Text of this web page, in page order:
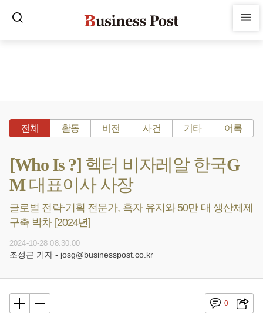
전체 활동 비전 사건 기타 어록
[Who Is ?] 헥터 비자레알 한국G
M 대표이사 사장
글로벌 전략·기획 전문가, 흑자 유지와 50만 대 생산체제
구축 박차 [2024년]
2024-10-28 08:30:00
조성근 기자 - josg@businesspost.co.kr
0